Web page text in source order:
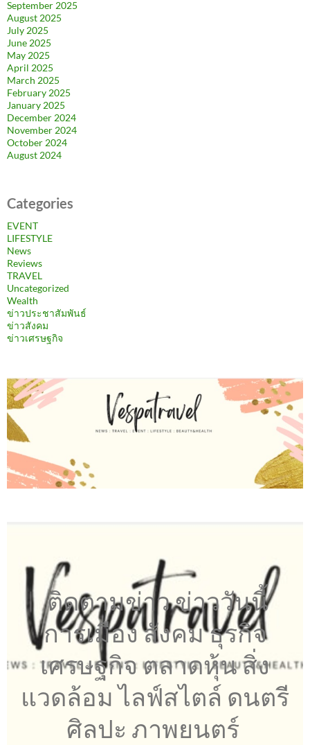
September 2025
August 2025
July 2025
June 2025
May 2025
April 2025
March 2025
February 2025
January 2025
December 2024
November 2024
October 2024
August 2024
Categories
EVENT
LIFESTYLE
News
Reviews
TRAVEL
Uncategorized
Wealth
ข่าวประชาสัมพันธ์
ข่าวสังคม
ข่าวเศรษฐกิจ
ติดตามข่าว ข่าววันนี้
การเมือง สังคม ธุรกิจ
เศรษฐกิจ ตลาดหุ้น สิ่ง
แวดล้อม ไลฟ์สไตล์ ดนตรี
ศิลปะ ภาพยนตร์